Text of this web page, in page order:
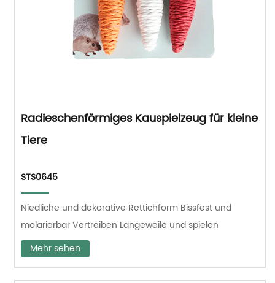
Radieschenförmiges Kauspielzeug für kleine
Tiere
STS0645
Niedliche und dekorative Rettichform Bissfest und
molarierbar Vertreiben Langeweile und spielen
Mehr sehen